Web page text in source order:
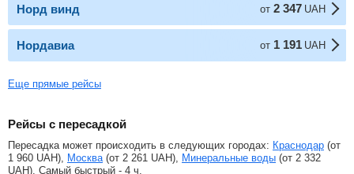
Норд винд от 2 347 UAH
Нордавиа от 1 191 UAH
Еще прямые рейсы
Рейсы с пересадкой
Пересадка может происходить в следующих городах: Краснодар (от
1 960 UAH), Москва (от 2 261 UAH), Минеральные воды (от 2 332
UAH). Самый быстрый - 4 ч.